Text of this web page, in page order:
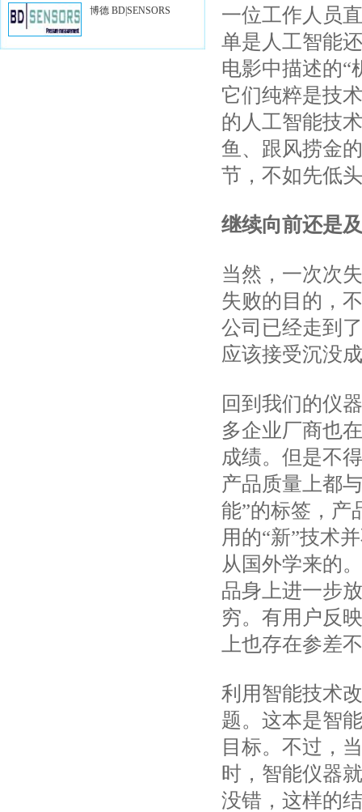
博德 BD|SENSORS
一位工作人员
单是人工智能
电影中描述的“
它们纯粹是技
的人工智能技
鱼、跟风捞金
节，不如先低
继续向前还是
当然，一次次
失败的目的，
公司已经走到
应该接受沉没
回到我们的仪
多企业厂商也
成绩。但是不
产品质量上都
能”的标签，产
用的“新”技术
从国外学来的
品身上进一步
穷。有用户反
上也存在参差
利用智能技术
题。这本是智
目标。不过，
时，智能仪器
没错，这样的